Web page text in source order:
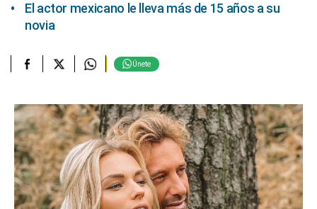
El actor mexicano le lleva más de 15 años a su
novia
Únete